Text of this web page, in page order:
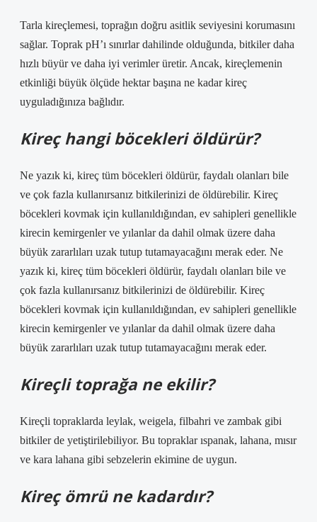
Tarla kireçlemesi, toprağın doğru asitlik seviyesini korumasını
sağlar. Toprak pH’ı sınırlar dahilinde olduğunda, bitkiler daha
hızlı büyür ve daha iyi verimler üretir. Ancak, kireçlemenin
etkinliği büyük ölçüde hektar başına ne kadar kireç
uyguladığınıza bağlıdır.
Kireç hangi böcekleri öldürür?
Ne yazık ki, kireç tüm böcekleri öldürür, faydalı olanları bile
ve çok fazla kullanırsanız bitkilerinizi de öldürebilir. Kireç
böcekleri kovmak için kullanıldığından, ev sahipleri genellikle
kirecin kemirgenler ve yılanlar da dahil olmak üzere daha
büyük zararlıları uzak tutup tutamayacağını merak eder. Ne
yazık ki, kireç tüm böcekleri öldürür, faydalı olanları bile ve
çok fazla kullanırsanız bitkilerinizi de öldürebilir. Kireç
böcekleri kovmak için kullanıldığından, ev sahipleri genellikle
kirecin kemirgenler ve yılanlar da dahil olmak üzere daha
büyük zararlıları uzak tutup tutamayacağını merak eder.
Kireçli toprağa ne ekilir?
Kireçli topraklarda leylak, weigela, filbahri ve zambak gibi
bitkiler de yetiştirilebiliyor. Bu topraklar ıspanak, lahana, mısır
ve kara lahana gibi sebzelerin ekimine de uygun.
Kireç ömrü ne kadardır?